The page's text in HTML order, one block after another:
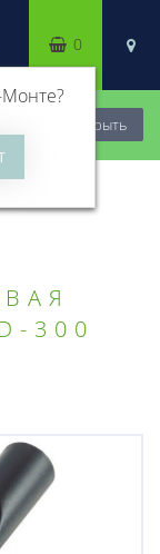
Закрыть
?
0
300